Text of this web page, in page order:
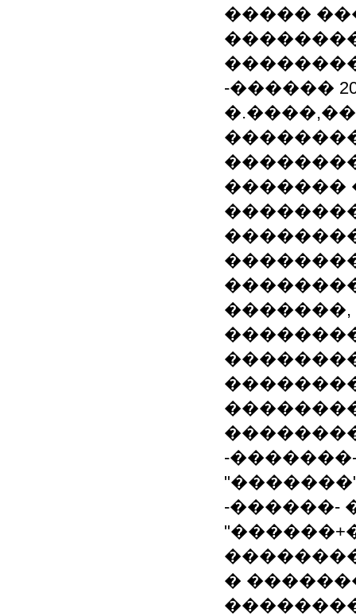
�����
-������
�������
�������,
-
-������-
�